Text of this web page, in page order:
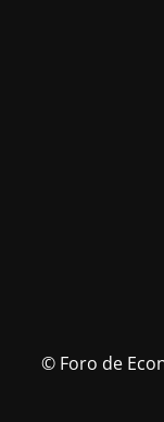
© Foro de